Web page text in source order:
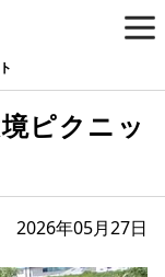
ピクニッ
2026年05月27日